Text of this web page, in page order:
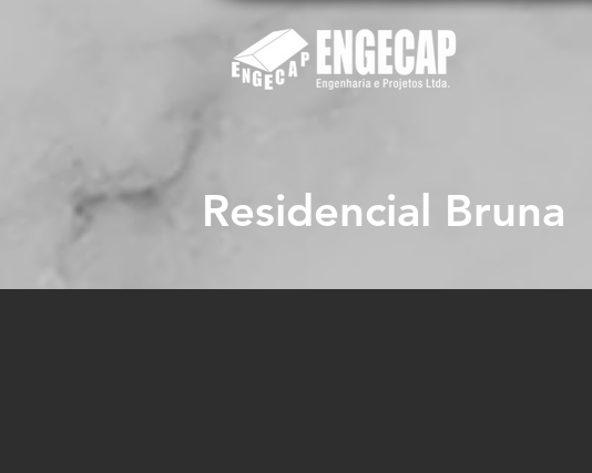
Residencial Bruna